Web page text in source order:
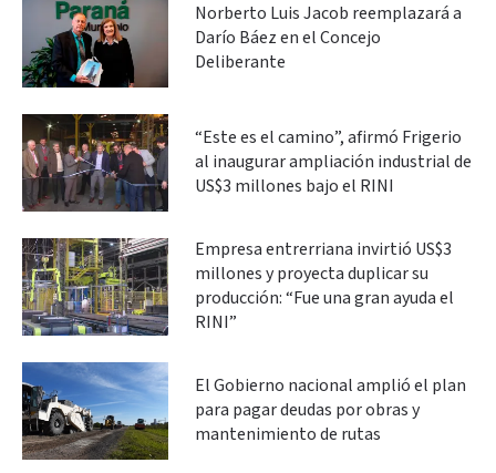
Norberto Luis Jacob reemplazará a
Darío Báez en el Concejo
Deliberante
“Este es el camino”, afirmó Frigerio
al inaugurar ampliación industrial de
US$3 millones bajo el RINI
Empresa entrerriana invirtió US$3
millones y proyecta duplicar su
producción: “Fue una gran ayuda el
RINI”
El Gobierno nacional amplió el plan
para pagar deudas por obras y
mantenimiento de rutas